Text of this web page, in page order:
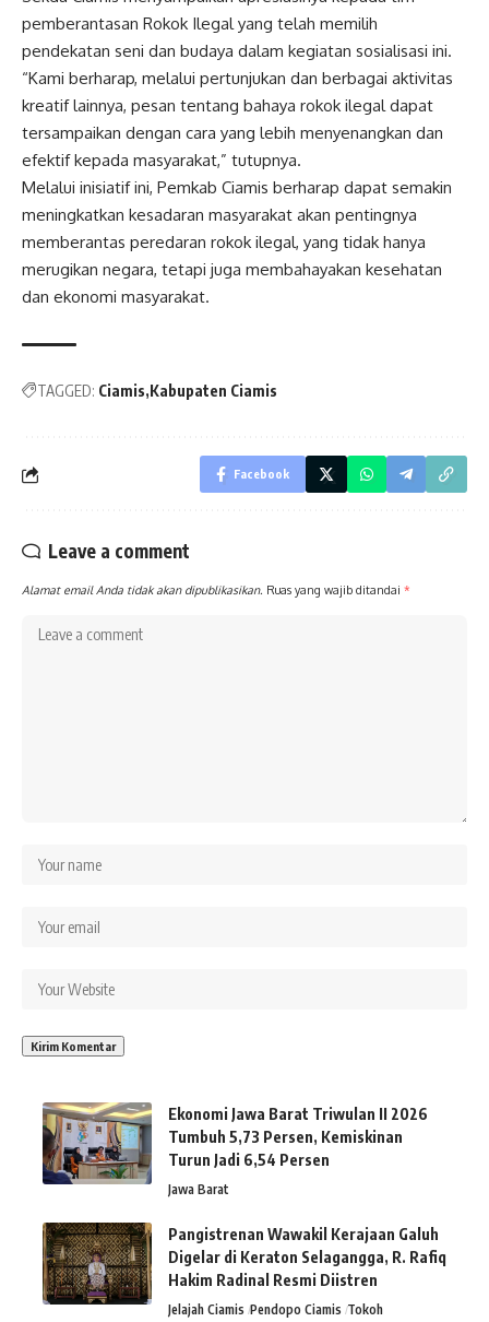
pemberantasan Rokok Ilegal yang telah memilih
pendekatan seni dan budaya dalam kegiatan sosialisasi ini.
“Kami berharap, melalui pertunjukan dan berbagai aktivitas
kreatif lainnya, pesan tentang bahaya rokok ilegal dapat
tersampaikan dengan cara yang lebih menyenangkan dan
efektif kepada masyarakat,” tutupnya.
Melalui inisiatif ini, Pemkab Ciamis berharap dapat semakin
meningkatkan kesadaran masyarakat akan pentingnya
memberantas peredaran rokok ilegal, yang tidak hanya
merugikan negara, tetapi juga membahayakan kesehatan
dan ekonomi masyarakat.
navigation
TAGGED: Ciamis Kabupaten Ciamis
Facebook
Leave a comment
Alamat email Anda tidak akan dipublikasikan. Ruas yang wajib ditandai *
Ekonomi Jawa Barat Triwulan II 2026
Tumbuh 5,73 Persen, Kemiskinan
Turun Jadi 6,54 Persen
Jawa Barat
Pangistrenan Wawakil Kerajaan Galuh
Digelar di Keraton Selagangga, R. Rafiq
Hakim Radinal Resmi Diistren
Jelajah Ciamis Pendopo Ciamis Tokoh